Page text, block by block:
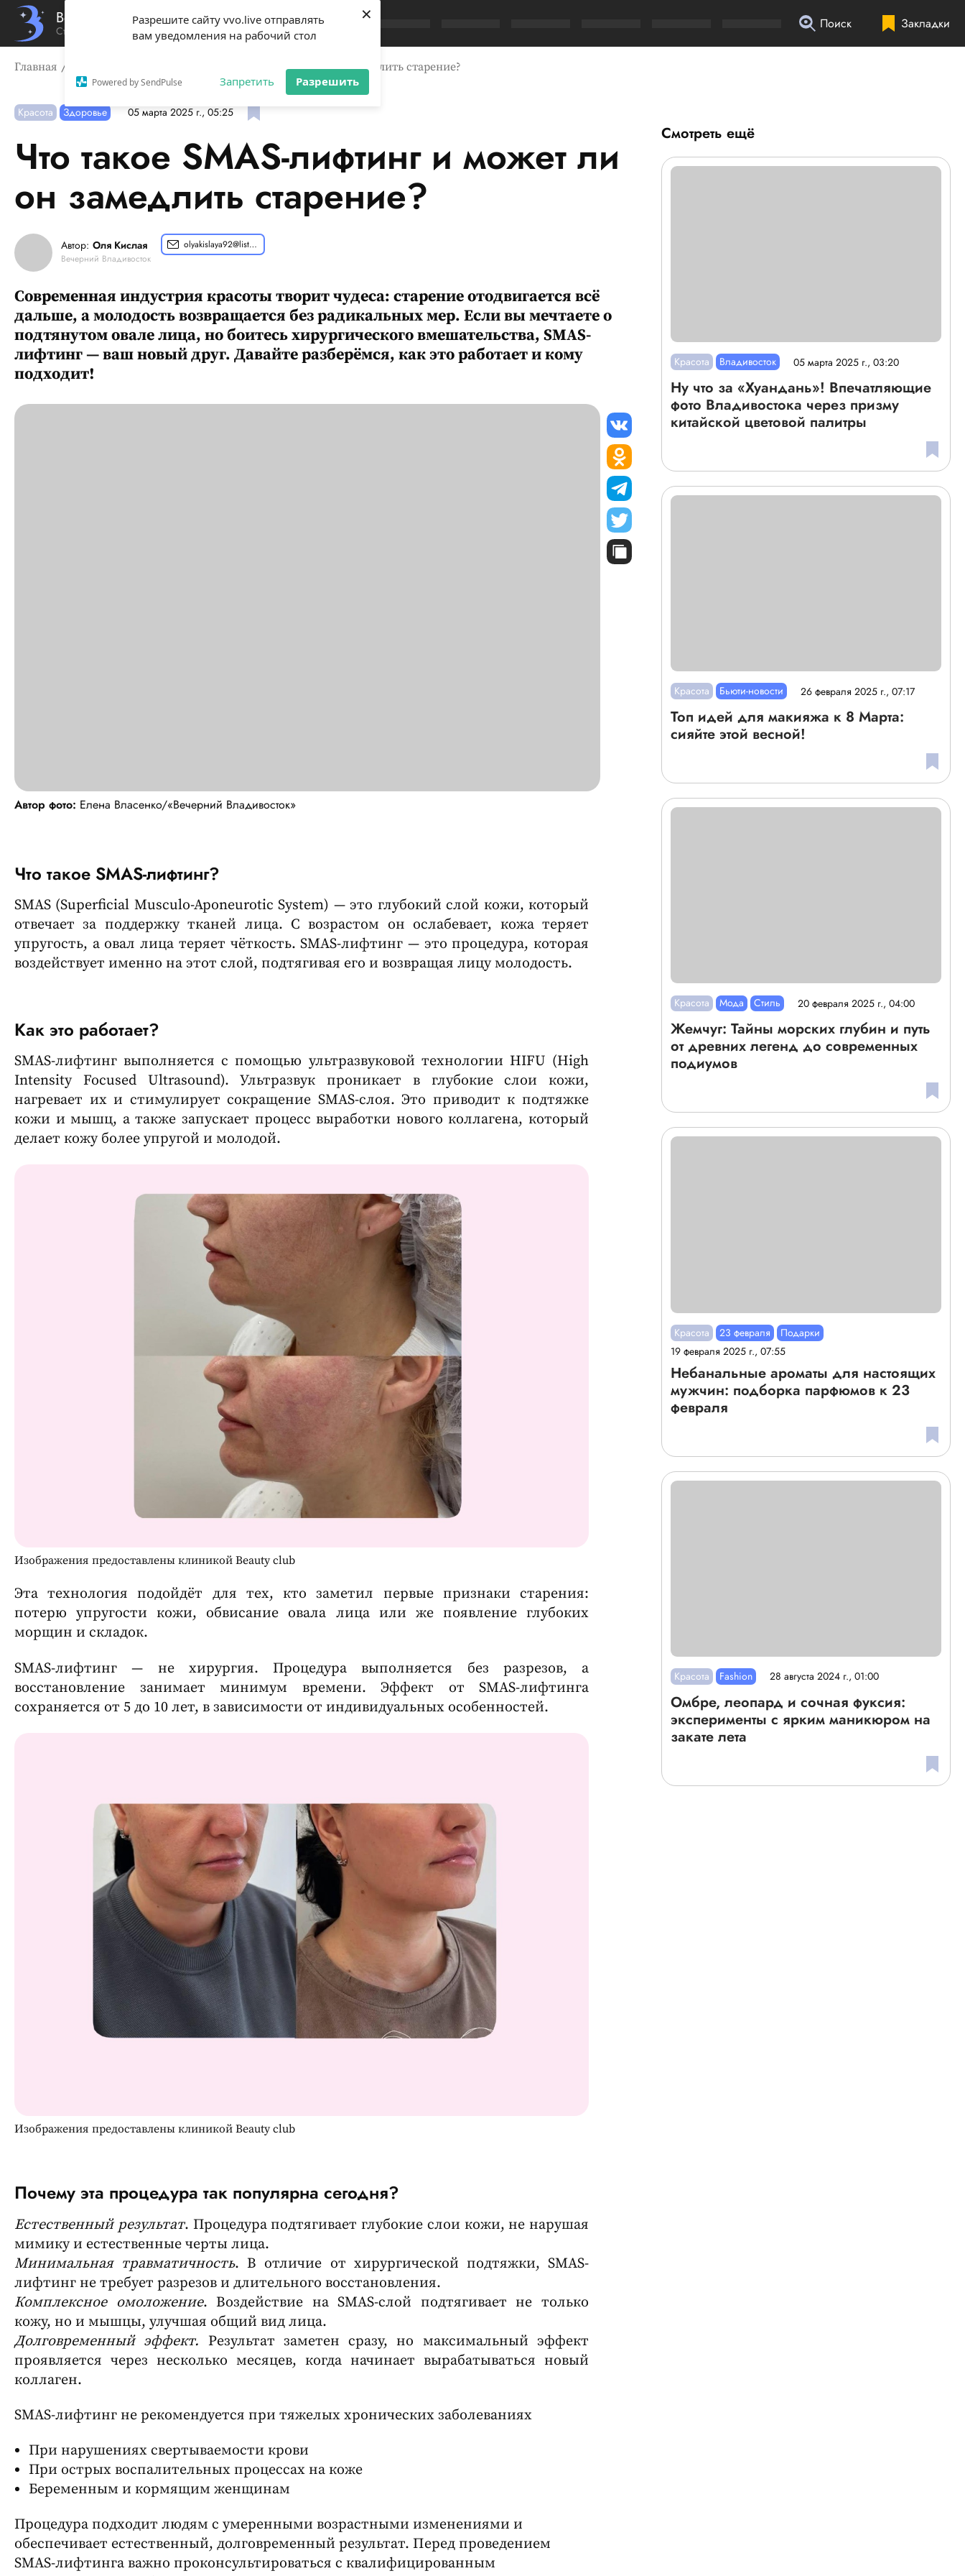
Разрешите сайту vvo.live отправлять
вам уведомления на рабочий стол
Powered by SendPulse Запретить Разрешить
×
Вечерний Владивосток
Стиль жизни твоего города Закладки
Поиск
Главная Что такое SMAS-лифтинг и может ли он замедлить старение?
Красота Здоровье 05 марта 2025 г., 05:25
Что такое SMAS-лифтинг и может ли
он замедлить старение?
Автор: Оля Кислая
Вечерний Владивосток
olyakislaya92@list.ru
Современная индустрия красоты творит чудеса: старение отодвигается всё
дальше, а молодость возвращается без радикальных мер. Если вы мечтаете о
подтянутом овале лица, но боитесь хирургического вмешательства, SMAS-
лифтинг — ваш новый друг. Давайте разберёмся, как это работает и кому
подходит!
Автор фото: Елена Власенко/«Вечерний Владивосток»
Что такое SMAS-лифтинг?
SMAS (Superficial Musculo-Aponeurotic System) — это глубокий слой кожи, который
отвечает за поддержку тканей лица. С возрастом он ослабевает, кожа теряет
упругость, а овал лица теряет чёткость. SMAS-лифтинг — это процедура, которая
воздействует именно на этот слой, подтягивая его и возвращая лицу молодость.
Как это работает?
SMAS-лифтинг выполняется с помощью ультразвуковой технологии HIFU (High
Intensity Focused Ultrasound). Ультразвук проникает в глубокие слои кожи,
нагревает их и стимулирует сокращение SMAS-слоя. Это приводит к подтяжке
кожи и мышц, а также запускает процесс выработки нового коллагена, который
делает кожу более упругой и молодой.
Изображения предоставлены клиникой Beauty club
Эта технология подойдёт для тех, кто заметил первые признаки старения:
потерю упругости кожи, обвисание овала лица или же появление глубоких
морщин и складок.
SMAS-лифтинг — не хирургия. Процедура выполняется без разрезов, а
восстановление занимает минимум времени. Эффект от SMAS-лифтинга
сохраняется от 5 до 10 лет, в зависимости от индивидуальных особенностей.
Изображения предоставлены клиникой Beauty club
Почему эта процедура так популярна сегодня?
Естественный результат. Процедура подтягивает глубокие слои кожи, не нарушая
мимику и естественные черты лица.
Минимальная травматичность. В отличие от хирургической подтяжки, SMAS-
лифтинг не требует разрезов и длительного восстановления.
Комплексное омоложение. Воздействие на SMAS-слой подтягивает не только
кожу, но и мышцы, улучшая общий вид лица.
Долговременный эффект. Результат заметен сразу, но максимальный эффект
проявляется через несколько месяцев, когда начинает вырабатываться новый
коллаген.
SMAS-лифтинг не рекомендуется при тяжелых хронических заболеваниях
При нарушениях свертываемости крови
При острых воспалительных процессах на коже
Беременным и кормящим женщинам
Процедура подходит людям с умеренными возрастными изменениями и
обеспечивает естественный, долговременный результат. Перед проведением
SMAS-лифтинга важно проконсультироваться с квалифицированным
Смотреть ещё
Красота Владивосток 05 марта 2025 г., 03:20
Ну что за «Хуандань»! Впечатляющие
фото Владивостока через призму
китайской цветовой палитры
Красота Бьюти-новости 26 февраля 2025 г., 07:17
Топ идей для макияжа к 8 Марта:
сияйте этой весной!
Красота Мода Стиль 20 февраля 2025 г., 04:00
Жемчуг: Тайны морских глубин и путь
от древних легенд до современных
подиумов
Красота 23 февраля
Подарки
19 февраля 2025 г., 07:55
Небанальные ароматы для настоящих
мужчин: подборка парфюмов к 23
февраля
Красота Fashion 28 августа 2024 г., 01:00
Омбре, леопард и сочная фуксия:
эксперименты с ярким маникюром на
закате лета